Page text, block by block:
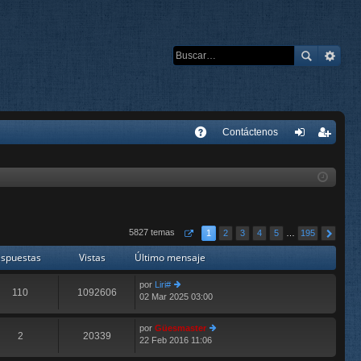
Contáctenos
ar
ist
rs
5827 temas 1 2 3 4 5 195
Vistas Último mensaje
110 1092606
por Liri#
er
o
m
e
02 Mar 2025 03:00
2 20339
por Güesmaster
er
22 Feb 2016 11:06